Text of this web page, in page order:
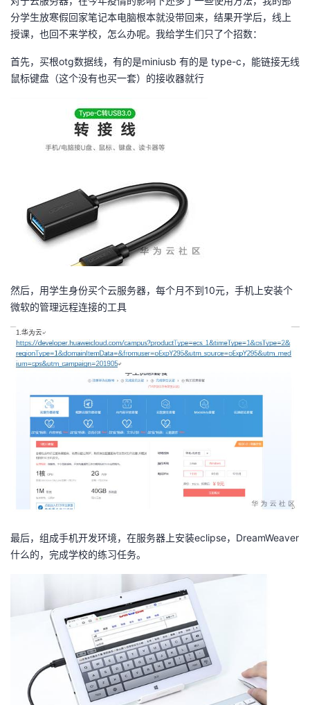
分学生放寒假回家笔记本电脑根本就没带回来，结果开学后，线上
授课，也回不来学校，怎么办呢。我给学生们只了个招数：
首先，买根otg数据线，有的是miniusb 有的是 type-c，能链接无线
鼠标键盘（这个没有也买一套）的接收器就行
然后，用学生身份买个云服务器，每个月不到10元，手机上安装个
微软的管理远程连接的工具
最后，组成手机开发环境，在服务器上安装eclipse，DreamWeaver
什么的，完成学校的练习任务。